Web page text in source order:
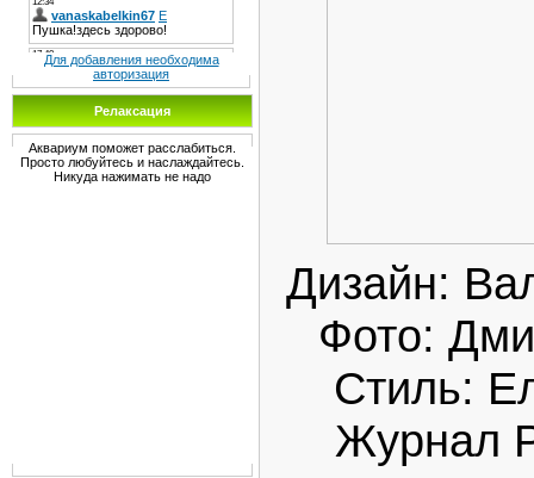
Для добавления необходима
авторизация
Релаксация
Аквариум поможет расслабиться.
Просто любуйтесь и наслаждайтесь.
Никуда нажимать не надо
Дизайн:
Фото:
Стиль:
Журнал